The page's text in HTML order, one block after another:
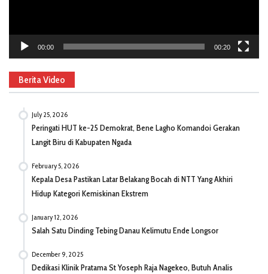
00:00 00:20
Berita Video
July 25, 2026
Peringati HUT ke-25 Demokrat, Bene Lagho Komandoi Gerakan
Langit Biru di Kabupaten Ngada
February 5, 2026
Kepala Desa Pastikan Latar Belakang Bocah di NTT Yang Akhiri
Hidup Kategori Kemiskinan Ekstrem
January 12, 2026
Salah Satu Dinding Tebing Danau Kelimutu Ende Longsor
December 9, 2025
Dedikasi Klinik Pratama St Yoseph Raja Nagekeo, Butuh Analis